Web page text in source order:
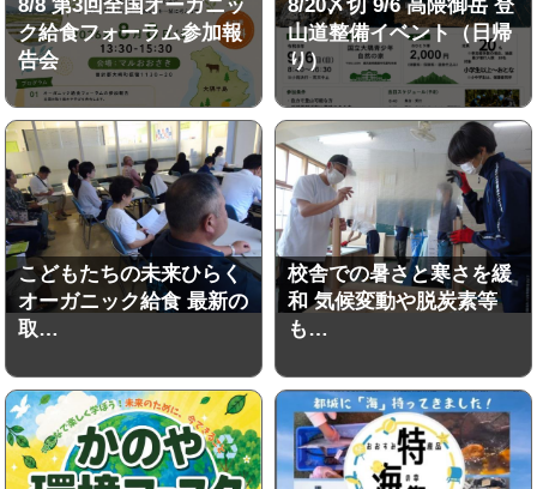
8/8 第3回全国オーガニッ
ク給食フォーラム参加報
告会
8/20〆切 9/6 高隈御岳 登
山道整備イベント（日帰
り）
こどもたちの未来ひらく
オーガニック給食 最新の
取…
校舎での暑さと寒さを緩
和 気候変動や脱炭素等
も…